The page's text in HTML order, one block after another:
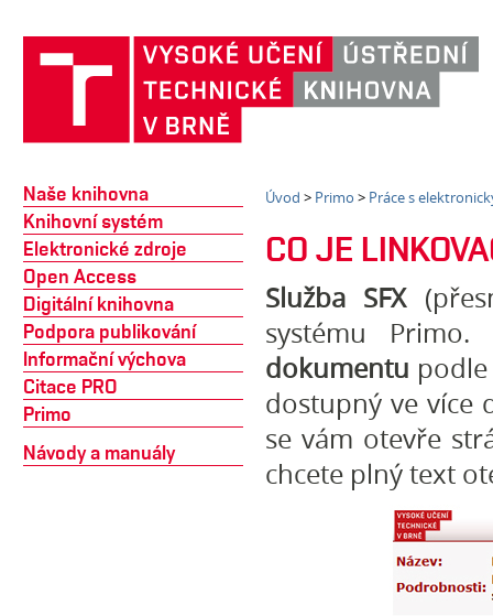
Naše knihovna
Knihovní systém
Elektronické zdroje
Open Access
Digitální knihovna
Podpora publikování
Informační výchova
Citace PRO
Primo
Návody a manuály
Úvod > Primo > Práce s
CO JE
Služba SFX
systému
dokumentu
dostupný ve více
se vám otevře
chcete plný text